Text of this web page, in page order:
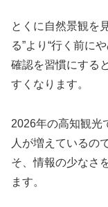
とくに自然景観を
る”より“行く前に
確認を習慣にする
すくなります。
2026年の高知観光
人が増えているの
そ、情報の少なさ
ます。